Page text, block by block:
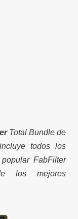
Total Bundle de
todos los
FabFilter
los mejores